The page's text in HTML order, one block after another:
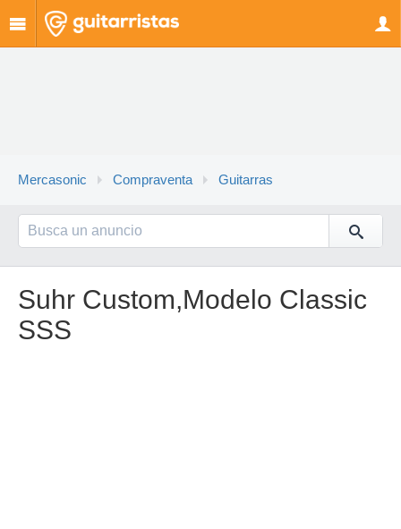
Mercasonic Compraventa Guitarras
Suhr Custom,Modelo Classic
SSS